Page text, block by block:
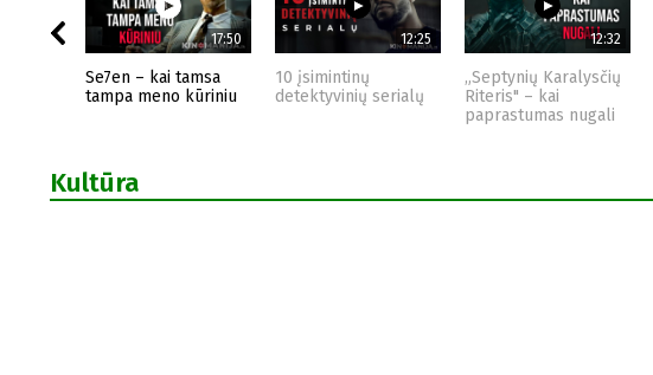
17:50
Se7en – kai tamsa
tampa meno kūriniu
12:25
10 įsimintinų
detektyvinių serialų
12:32
„Septynių Karalysčių
Riteris" – kai
paprastumas nugali
Kultūra